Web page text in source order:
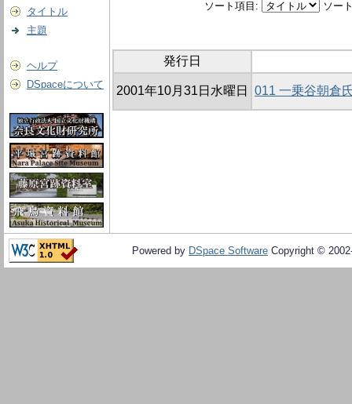
タイトル
主題
ヘルプ
DSpaceについて
ソート項目: ソー
発行日
2001年10月31日水曜日 011 一乗谷朝倉
Powered by DSpace Software Copyright ©